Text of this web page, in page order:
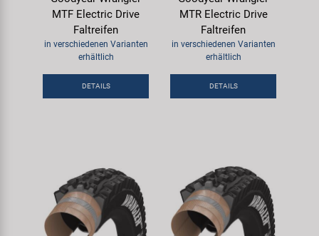
MTF Electric Drive
Faltreifen
in verschiedenen Varianten
erhältlich
DETAILS
MTR Electric Drive
Faltreifen
in verschiedenen Varianten
erhältlich
DETAILS